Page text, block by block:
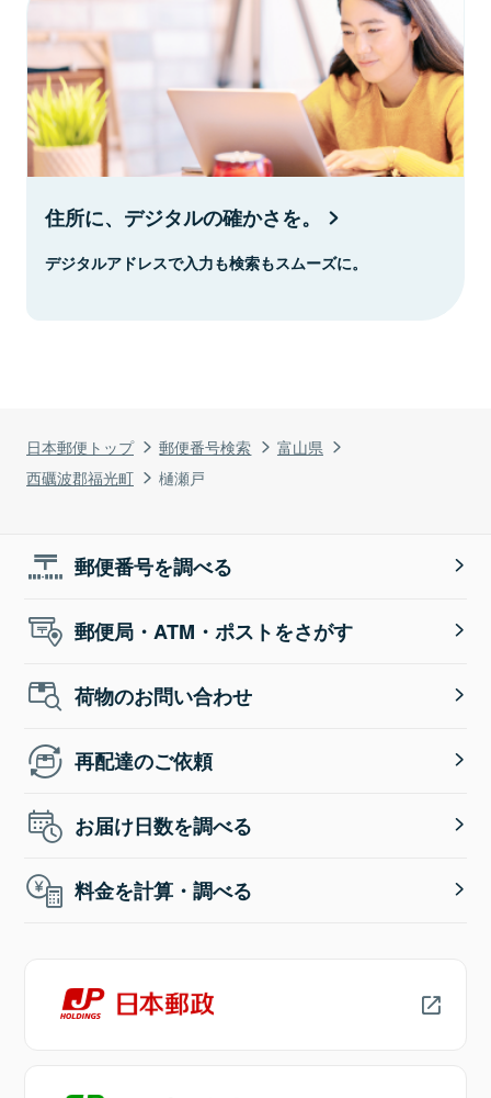
日本郵便トップ 郵便番号検索
富山県
西礪波郡福光町
樋瀬戸
住所に、デジタルの確かさを。
デジタルアドレスで入力も検索もスムーズに。
郵便番号を調べる
郵便局・ATM・ポストをさがす
荷物のお問い合わせ
再配達のご依頼
お届け日数を調べる
料金を計算・調べる